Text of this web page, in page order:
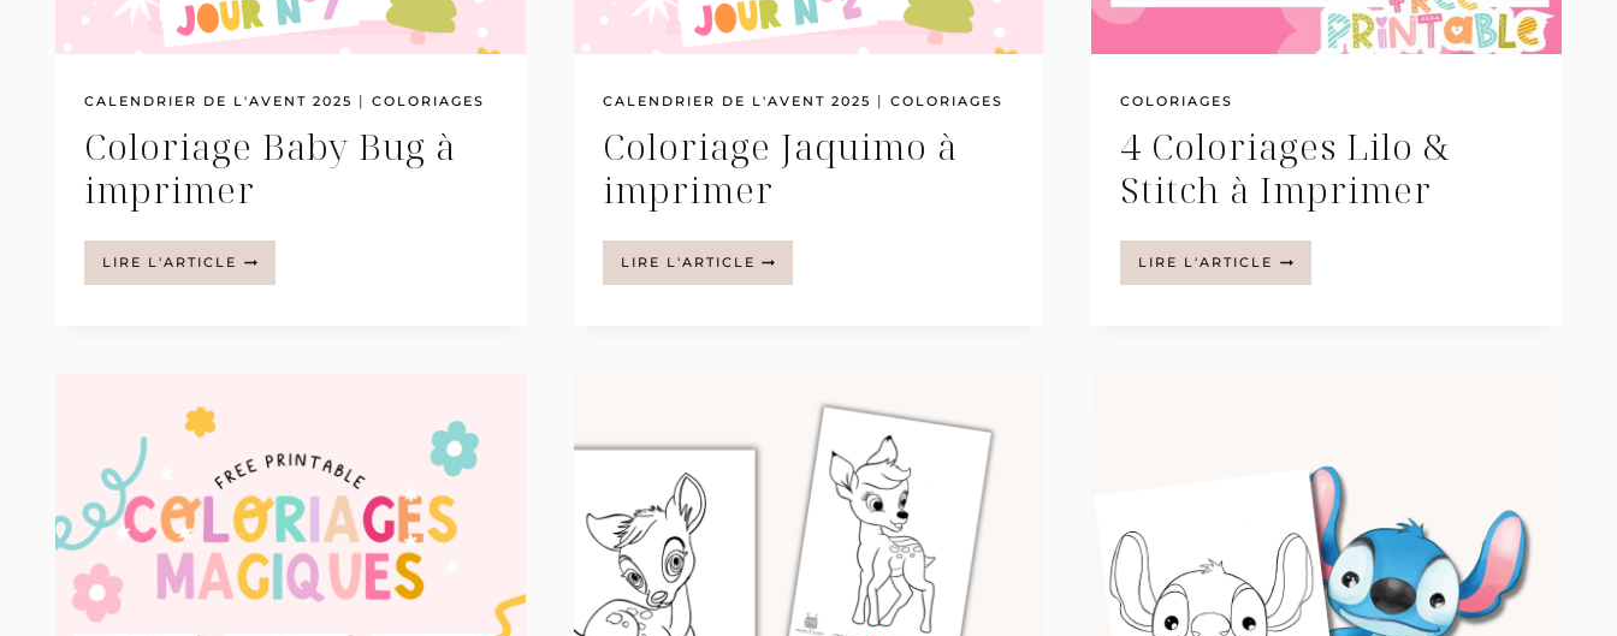
CALENDRIER DE L'AVENT 2025 | COLORIAGES
Coloriage Baby Bug à
imprimer
LIRE L'ARTICLE COLORIAGE
BABY
CALENDRIER DE L'AVENT 2025 | COLORIAGES
Coloriage Jaquimo à
imprimer
LIRE L'ARTICLE COLORIAGE
JAQUIMO
COLORIAGES
4 Coloriages Lilo &
Stitch à Imprimer
LIRE L'ARTICLE 4
COLORIAGES